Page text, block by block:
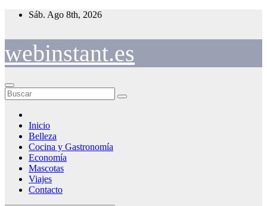
Saltar
Sáb. Ago 8th, 2026
webinstant.es
Inicio
Belleza
Cocina y Gastronomía
Economía
Mascotas
Viajes
Contacto